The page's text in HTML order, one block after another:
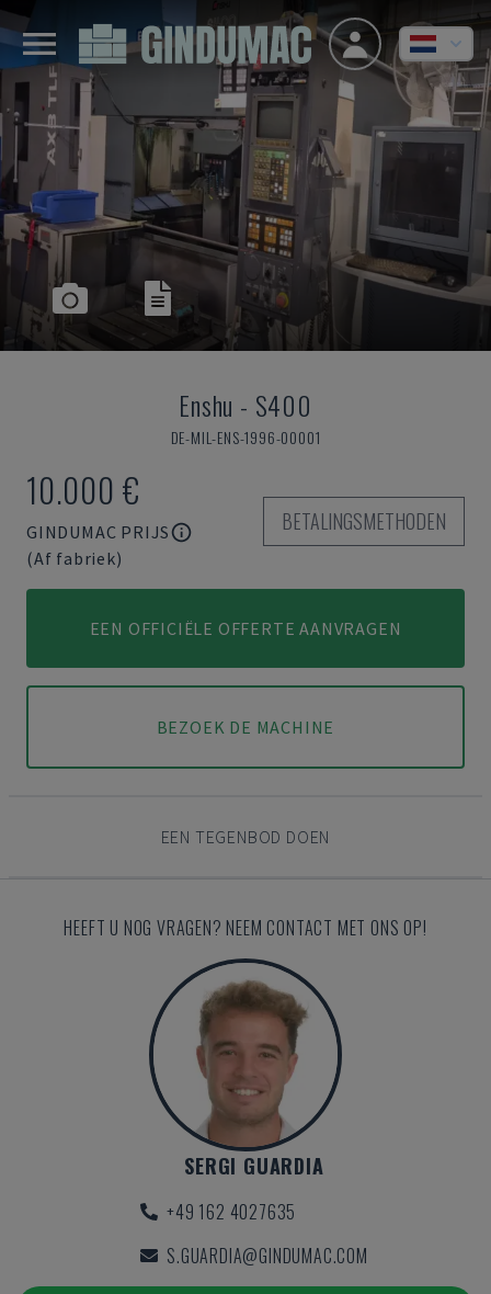
Enshu - S400
DE-MIL-ENS-1996-00001
10.000 €
GINDUMAC PRIJS
(Af fabriek)
BETALINGSMETHODEN
EEN OFFICIËLE OFFERTE AANVRAGEN
BEZOEK DE MACHINE
EEN TEGENBOD DOEN
HEEFT U NOG VRAGEN? NEEM CONTACT MET ONS OP!
SERGI GUARDIA
+49 162 4027635
S.GUARDIA@GINDUMAC.COM